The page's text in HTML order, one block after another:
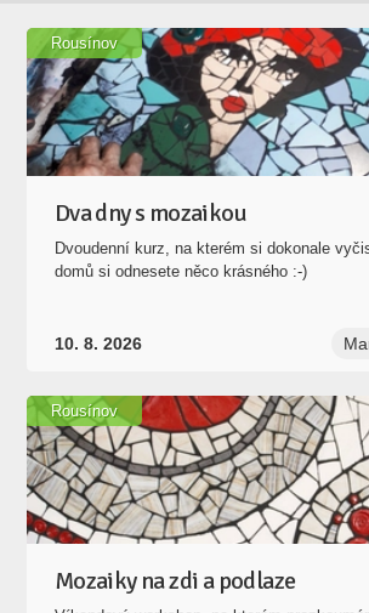
Dva dny s mozaikou
Dvoudenní kurz, na kterém si dokonale
domů si odnesete něco krásného :-)
10. 8. 2026
Rousínov
Mozaiky na zdi a podlaze
Rousínov